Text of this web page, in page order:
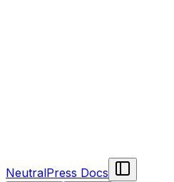
NeutralPress Docs